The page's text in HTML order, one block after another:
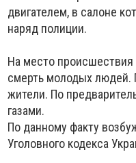
двигателем, в салоне
наряд полиции.
На место
смерть молодых людей.
жители. По
газами.
По данному факту
Уголовного кодекса